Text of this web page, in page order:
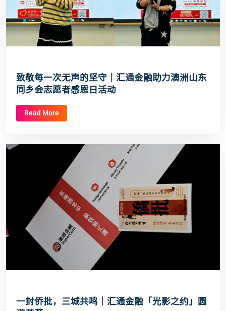
致敬每一次无声的坚守｜汇通金融助力澳洲山东
同乡会志愿者感恩日活动
Read More
一封侨批，三城共鸣｜汇通金融「光影之约」圆